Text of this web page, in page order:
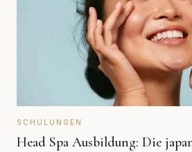
SCHULUNGEN
Head Spa Ausbildung: Die